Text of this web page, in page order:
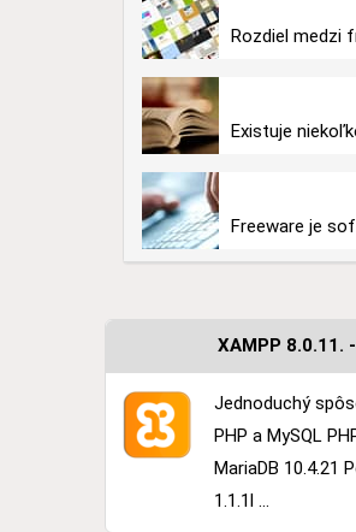
Rozdiel medzi
Existuje
Freeware je
XAMPP 8.0.11.
Jednoduchý
PHP a MySQL
MariaDB 10.4.21
1.1.1l ...